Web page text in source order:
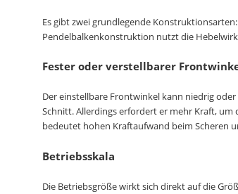
Es gibt zwei grundlegende
Pendelbalkenkonstruktion nutzt die
Fester oder verstellbarer
Der einstellbare Frontwinkel kann niedrig
Schnitt. Allerdings erfordert er mehr Kraft,
bedeutet hohen Kraftaufwand beim Scheren
Betriebsskala
Die Betriebsgröße wirkt sich direkt auf die